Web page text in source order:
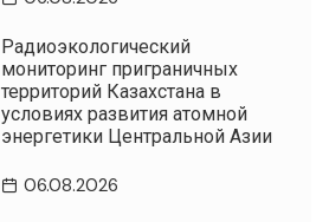
Радиоэкологический
мониторинг приграничных
территорий Казахстана в
условиях развития атомной
энергетики Центральной Азии
06.08.2026